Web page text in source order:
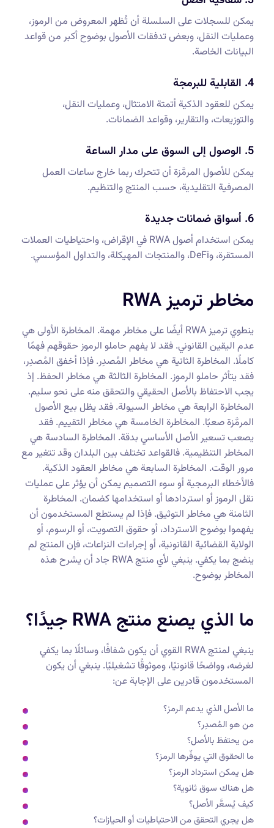
يمكن للسجلات على السلسلة أن تُظهر المعروض من الرموز،
وعمليات النقل، وبعض تدفقات الأصول بوضوح أكبر من قواعد
البيانات الخاصة.
4. القابلية للبرمجة
يمكن للعقود الذكية أتمتة الامتثال، وعمليات النقل،
والتوزيعات، والتقارير، وقواعد الضمانات.
5. الوصول إلى السوق على مدار الساعة
يمكن للأصول المرمَّزة أن تتحرك ربما خارج ساعات العمل
المصرفية التقليدية، حسب المنتج والتنظيم.
6. أسواق ضمانات جديدة
يمكن استخدام أصول RWA في الإقراض، واحتياطيات العملات
المستقرة، وDeFi، والمنتجات المهيكلة، والتداول المؤسسي.
مخاطر ترميز RWA
ينطوي ترميز RWA أيضًا على مخاطر مهمة. المخاطرة الأولى هي
عدم اليقين القانوني. فقد لا يفهم حاملو الرموز حقوقهم فهمًا
كاملًا. المخاطرة الثانية هي مخاطر المُصدِر. فإذا أخفق المُصدِر،
فقد يتأثر حاملو الرموز. المخاطرة الثالثة هي مخاطر الحفظ. إذ
يجب الاحتفاظ بالأصل الحقيقي والتحقق منه على نحو سليم.
المخاطرة الرابعة هي مخاطر السيولة. فقد يظل بيع الأصول
المرمَّزة صعبًا. المخاطرة الخامسة هي مخاطر التقييم. فقد
يصعب تسعير الأصل الأساسي بدقة. المخاطرة السادسة هي
المخاطر التنظيمية. فالقواعد تختلف بين البلدان وقد تتغير مع
مرور الوقت. المخاطرة السابعة هي مخاطر العقود الذكية.
فالأخطاء البرمجية أو سوء التصميم يمكن أن يؤثر على عمليات
نقل الرموز أو استردادها أو استخدامها كضمان. المخاطرة
الثامنة هي مخاطر التوثيق. فإذا لم يستطع المستخدمون أن
يفهموا بوضوح الاسترداد، أو حقوق التصويت، أو الرسوم، أو
الولاية القضائية القانونية، أو إجراءات النزاعات، فإن المنتج لم
ينضج بما يكفي. ينبغي لأي منتج RWA جاد أن يشرح هذه
المخاطر بوضوح.
ما الذي يصنع منتج RWA جيدًا؟
ينبغي لمنتج RWA القوي أن يكون شفافًا، وسائلًا بما يكفي
لغرضه، وواضحًا قانونيًا، وموثوقًا تشغيليًا. ينبغي أن يكون
المستخدمون قادرين على الإجابة عن:
ما الأصل الذي يدعم الرمز؟
من هو المُصدِر؟
من يحتفظ بالأصل؟
ما الحقوق التي يوفّرها الرمز؟
هل يمكن استرداد الرمز؟
هل هناك سوق ثانوية؟
كيف يُسعَّر الأصل؟
هل يجري التحقق من الاحتياطيات أو الحيازات؟